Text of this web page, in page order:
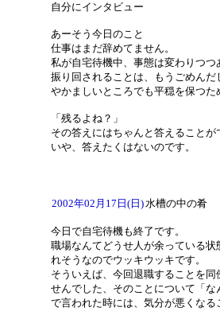
自分にインタビュー
あーそう今日のこと
仕事はまだ辞めてません。
私が自宅待機中、事態は変わりつつ
振り回されることは、もうごめん
やかましいところでも平穏を保つ
「残るよね？」
その答えにはちゃんと答えることが
いや、答えたくはないのです。
2002年02月17日(日)水槽の中の肴
今日で自宅待機も終了です。
職場なんてどうせ人が余っている
れそうなのでウッキウッキです。
そういえば、今回退職することを
せんでした、そのことについて「
で言われた時には、気分が悪くなる